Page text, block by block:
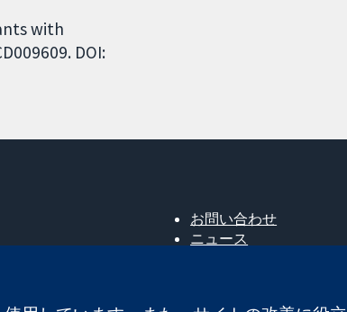
with
DOI:
お問い合わせ
ニュース